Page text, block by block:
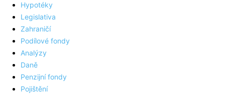
Hypotéky
Legislativa
Zahraničí
Podílové fondy
Analýzy
Daně
Penzijní fondy
Pojištění